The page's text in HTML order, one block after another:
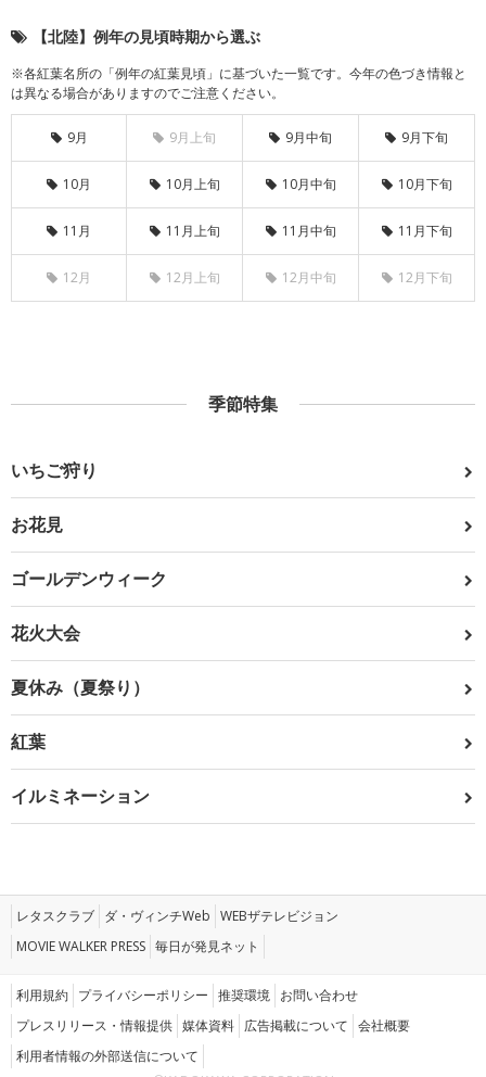
【北陸】例年の見頃時期から選ぶ
※各紅葉名所の「例年の紅葉見頃」に基づいた一覧です。今年の色づき情報と
は異なる場合がありますのでご注意ください。
9月 9月上旬 9月中旬 9月下旬
10月 10月上旬 10月中旬 10月下旬
11月 11月上旬 11月中旬 11月下旬
12月 12月上旬 12月中旬 12月下旬
季節特集
いちご狩り
お花見
ゴールデンウィーク
花火大会
夏休み（夏祭り）
紅葉
イルミネーション
レタスクラブ ダ・ヴィンチWeb WEBザテレビジョン
MOVIE WALKER PRESS 毎日が発見ネット
利用規約 プライバシーポリシー 推奨環境 お問い合わせ
プレスリリース・情報提供 媒体資料 広告掲載について 会社概要
利用者情報の外部送信について